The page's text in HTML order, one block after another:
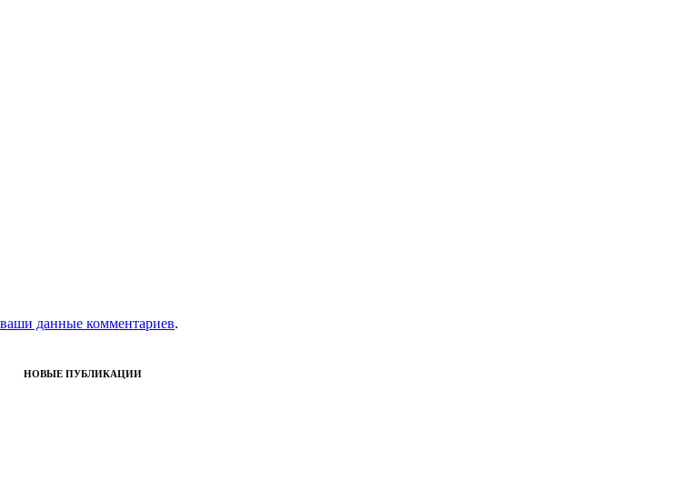
данные комментариев.
НОВЫЕ ПУБЛИКАЦИИ